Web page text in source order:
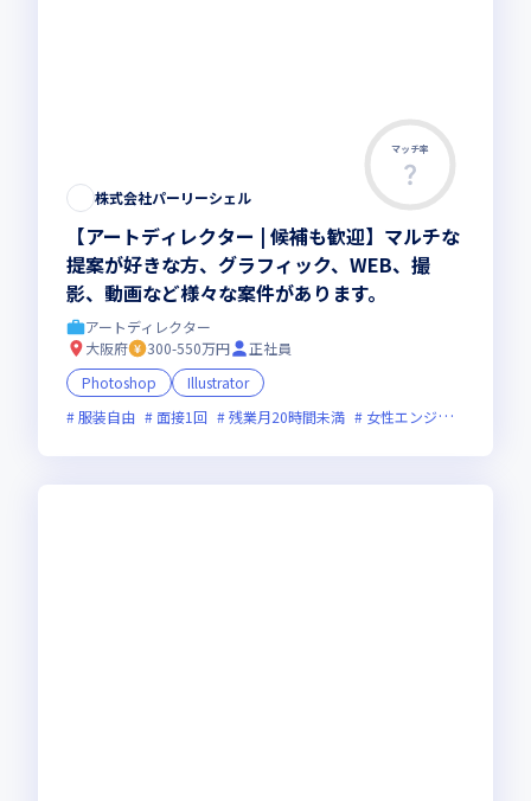
マッチ率
株式会社パーリーシェル
【アートディレクター | 候補も歓迎】マルチな
提案が好きな方、グラフィック、WEB、撮
影、動画など様々な案件があります。
アートディレクター
大阪府
300-550万円
正社員
Photoshop
Illustrator
服装自由
面接1回 残業月20時間未満 女性エンジニアが活躍中